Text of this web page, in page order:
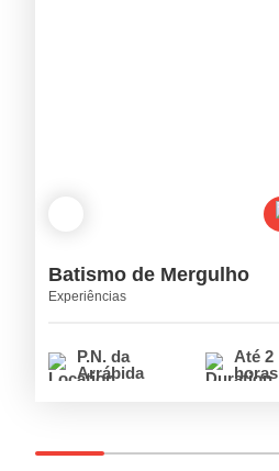
Batismo de Mergulho
Experiências
P.N. da
Arrábida
Até 2
horas